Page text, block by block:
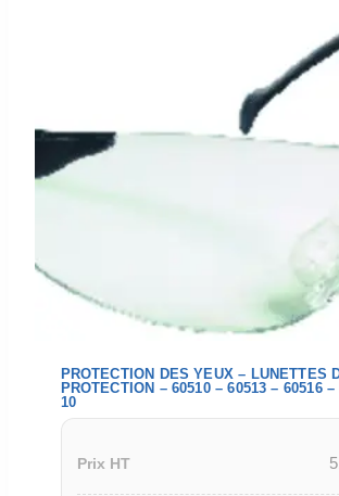
PROTECTION DES YEUX – LUNETTES
PROTECTION – 60510 – 60513 – 60516
10
Prix HT